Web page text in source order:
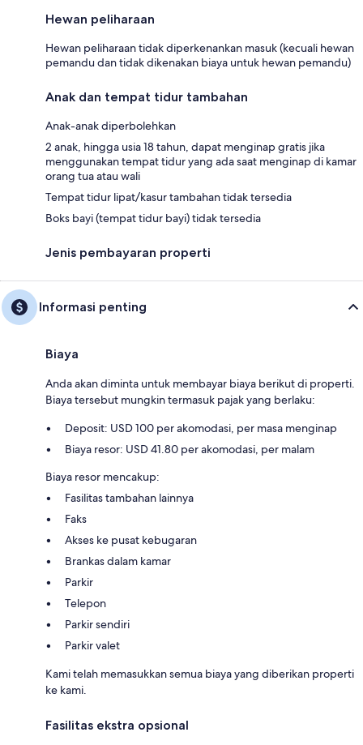
Hewan peliharaan
Hewan peliharaan tidak diperkenankan masuk (kecuali hewan
pemandu dan tidak dikenakan biaya untuk hewan pemandu)
Anak dan tempat tidur tambahan
Anak-anak diperbolehkan
2 anak, hingga usia 18 tahun, dapat menginap gratis jika
menggunakan tempat tidur yang ada saat menginap di kamar
orang tua atau wali
Tempat tidur lipat/kasur tambahan tidak tersedia
Boks bayi (tempat tidur bayi) tidak tersedia
Jenis pembayaran properti
Informasi penting
Biaya
Anda akan diminta untuk membayar biaya berikut di properti.
Biaya tersebut mungkin termasuk pajak yang berlaku:
Deposit: USD 100 per akomodasi, per masa menginap
Biaya resor: USD 41.80 per akomodasi, per malam
Biaya resor mencakup:
Fasilitas tambahan lainnya
Faks
Akses ke pusat kebugaran
Brankas dalam kamar
Parkir
Telepon
Parkir sendiri
Parkir valet
Kami telah memasukkan semua biaya yang diberikan properti
ke kami.
Fasilitas ekstra opsional